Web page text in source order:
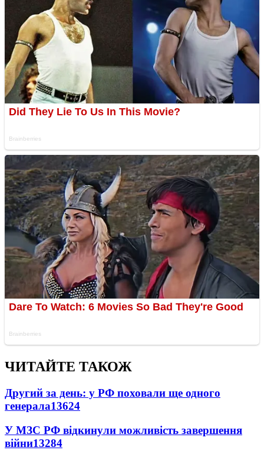
ЧИТАЙТЕ ТАКОЖ
Другий за день: у РФ поховали ще одного
генерала13624
У МЗС РФ відкинули можливість завершення
війни13284